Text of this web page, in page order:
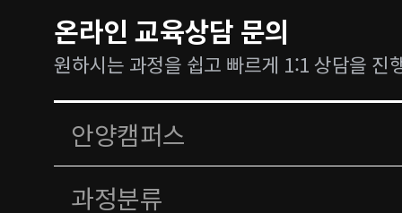
온라인 교육상담 문의
원하시는 과정을 쉽고 빠르게 1:1 상담을 진